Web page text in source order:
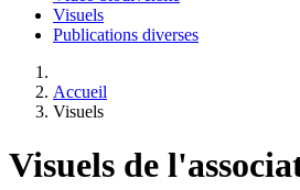
Visuels
Publications diverses
Accueil
Visuels
Visuels de